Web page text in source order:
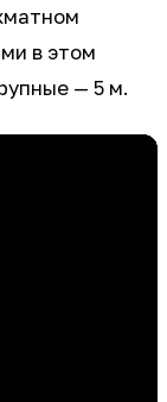
в этом
— 5 м.